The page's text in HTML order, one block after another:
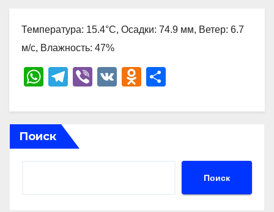
Температура: 15.4°C, Осадки: 74.9 мм, Ветер: 6.7
м/с, Влажность: 47%
W
at
s
A
T
e
gr
a
Vi
er
V
O
n
р
ть
Поиск
Поиск